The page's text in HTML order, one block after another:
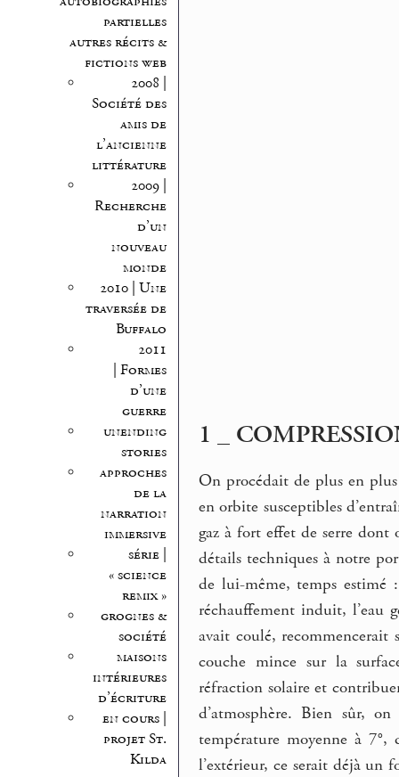
partielles
autres récits &
fictions web
2008 |
Société des
amis de
l’ancienne
littérature
2009 |
Recherche
d’un
nouveau
monde
2010 | Une
traversée de
Buffalo
2011
| Formes
d’une
guerre
unending
stories
approches
de la
narration
immersive
série |
« science
remix »
grognes &
société
maisons
intérieures
d’écriture
en cours |
projet St.
Kilda
1 _
On procédait de plus en
en orbite susceptibles
gaz à fort effet de serre dont
détails techniques à notre
de lui-même, temps estimé
réchauffement induit, l’eau
avait coulé, recommencerait
couche mince sur la
réfraction solaire et
d’atmosphère. Bien sûr,
température moyenne à 7°,
l’extérieur, ce serait déjà un